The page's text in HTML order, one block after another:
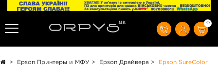
0
> Epson Принтеры и МФУ > Epson Драйвера >
Epson SureColor